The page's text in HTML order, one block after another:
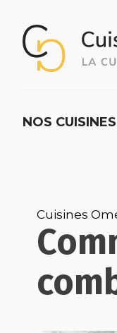
NOS CUISINES
Cuisines